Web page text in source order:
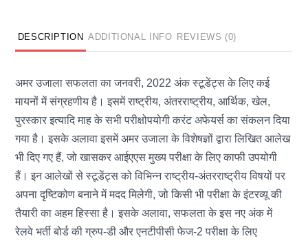
DESCRIPTION ADDITIONAL INFO REVIEWS (0)
अमर उजाला सफलता का जनवरी, 2022 अंक स्टूडेंट्स के लिए कई
मायनों में संग्रहणीय है। इसमें राष्ट्रीय, अंतरराष्ट्रीय, आर्थिक, खेल,
पुरस्कार इत्यादि माह के सभी परीक्षोपयोगी करंट अफेयर्स का संकलन दिया
गया है। इसके अलावा इसमें अमर उजाला के विशेषज्ञों द्वारा लिखित आलेख
भी दिए गए हैं, जो खासकर आईएएस मुख्य परीक्षा के लिए काफी उपयोगी
हैं। इन आलेखों से स्टूडेंट्स को विभिन्न राष्ट्रीय-अंतरराष्ट्रीय विषयों पर
अपना दृष्टिकोण बनाने में मदद मिलेगी, जो किसी भी परीक्षा के इंटरव्यू की
तैयारी का अहम हिस्सा है। इसके अलावा, सफलता के इस नए अंक में
रेलवे भर्ती बोर्ड की ग्रुप-डी और एनटीपीसी फेज-2 परीक्षा के लिए